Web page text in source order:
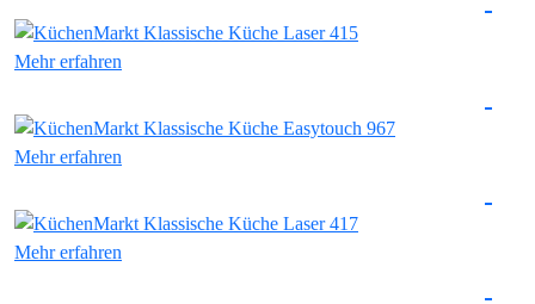
Mehr erfahren
Mehr erfahren
Mehr erfahren